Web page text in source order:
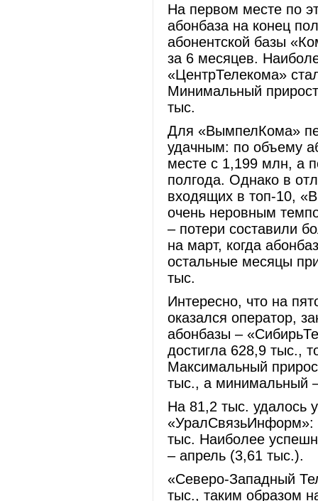
На первом месте по
абонбаза на конец
абонентской базы
за 6 месяцев.
«ЦентрТелекома»
Минимальный
тыс.
Для «ВымпелКома»
удачным: по объему
месте с 1,199 млн, а
полгода. Однако в
входящих в топ-10,
очень неровным
– потери составили
на март, когда
остальные месяцы
тыс.
Интересно, что на
оказался оператор,
абонбазы –
достигла 628,9 тыс.,
Максимальный
тыс., а минимальный
На 81,2 тыс. удалось
«УралСвязьИнформ»:
тыс. Наиболее
– апрель (3,61 тыс.).
«Северо-Западный
тыс., таким образом